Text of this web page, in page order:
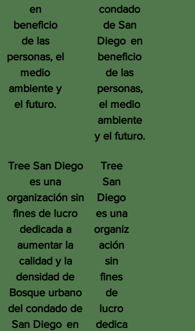
en
beneficio
de las
personas, el
medio
ambiente y
el futuro.
Tree San Diego
es una
organización sin
fines de lucro
dedicada a
aumentar la
calidad y la
densidad de
Bosque urbano
del condado de
San Diego en
condado
de San
Diego en
beneficio
de las
personas,
el medio
ambiente
y el futuro.
Tree
San
Diego
es una
organiz
ación
sin
fines
de
lucro
dedica